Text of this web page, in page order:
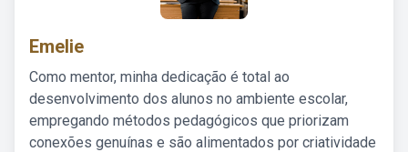
Emelie
Como mentor, minha dedicação é total ao
desenvolvimento dos alunos no ambiente escolar,
empregando métodos pedagógicos que priorizam
conexões genuínas e são alimentados por criatividade